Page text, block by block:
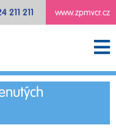
www.zpmvcr.cz
211 211